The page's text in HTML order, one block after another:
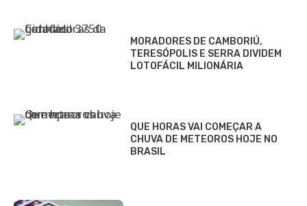
MORADORES DE CAMBORIÚ,
TERESÓPOLIS E SERRA DIVIDEM
LOTOFÁCIL MILIONÁRIA
QUE HORAS VAI COMEÇAR A
CHUVA DE METEOROS HOJE NO
BRASIL